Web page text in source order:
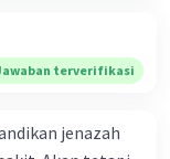
terverifikasi
jenazah